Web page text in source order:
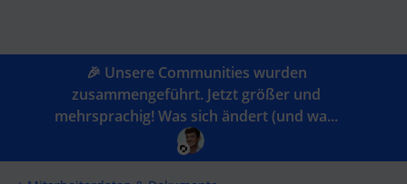
🎉 Unsere Communities wurden
zusammengeführt. Jetzt größer und
mehrsprachig! Was sich ändert (und wa...